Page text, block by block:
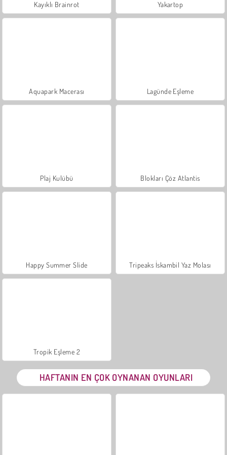
Kayıklı Brainrot Yakartop
Aquapark Macerası Lagünde Eşleme
Plaj Kulübü Blokları Çöz Atlantis
Happy Summer Slide Tripeaks İskambil Yaz Molası
Tropik Eşleme 2
HAFTANIN EN ÇOK OYNANAN OYUNLARI